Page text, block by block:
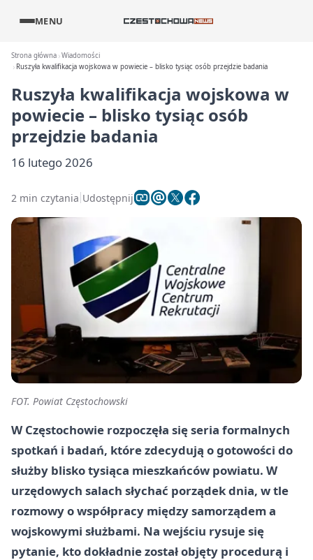
MENU
Strona główna Wiadomości
Ruszyła kwalifikacja wojskowa w powiecie – blisko tysiąc osób przejdzie badania
Ruszyła kwalifikacja wojskowa w
powiecie – blisko tysiąc osób
przejdzie badania
16 lutego 2026
2 min czytania Udostępnij
FOT. Powiat Częstochowski
W Częstochowie rozpoczęła się seria formalnych
spotkań i badań, które zdecydują o gotowości do
służby blisko tysiąca mieszkańców powiatu. W
urzędowych salach słychać porządek dnia, w tle
rozmowy o współpracy między samorządem a
wojskowymi służbami. Na wejściu rysuje się
pytanie, kto dokładnie został objęty procedurą i